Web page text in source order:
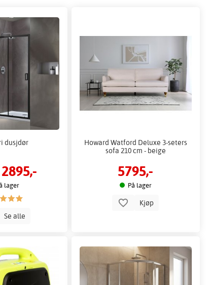
dusjdør
2895,-
lager
Se alle
Howard Watford Deluxe 3-seters
sofa 210 cm - beige
5795,-
På lager
Kjøp